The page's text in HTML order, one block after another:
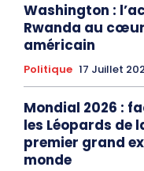
Washington :
Rwanda au
américain
Politique 17 Juillet
Mondial 2026 :
les Léopards de
premier grand
monde